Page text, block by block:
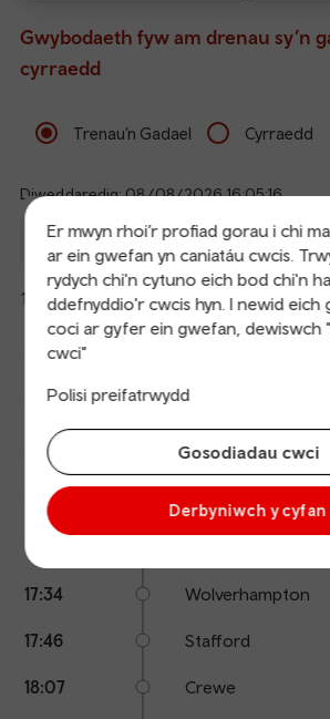
Er mwyn rhoi’r profiad gorau i chi
ar ein gwefan yn caniatáu cwcis.
rydych chi'n cytuno eich bod chi'n
ddefnyddio'r cwcis hyn. I newid eich
coci ar gyfer ein gwefan, dewiswch
cwci"
Polisi preifatrwydd
Gosodiadau cwci
Derbyniwch y cyfan
Gwybodaeth fyw am drenau sy’n
cyrraedd
Trenau’n Gadael Cyrraedd
Diweddaredig: 08/08/2026 16:05:16
Gadael I
15:40
Preston (Lancs)
Avanti West Coast
The train is currently at London Euston.
Calling
Arrival Station
16:04
16:55 Coventry
17:05 Birmingham
17:16 Birmingham New
17:23
17:34 Wolverhampton
17:46 Stafford
18:07 Crewe